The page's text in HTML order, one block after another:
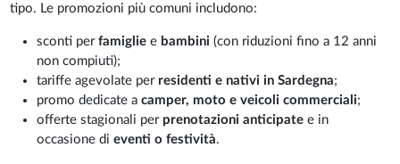
tipo. Le promozioni più comuni includono:
sconti perfamiglie e bambini (con riduzioni fino a 12 anni
non compiuti);
tariffe agevolate per residenti e nativi in Sardegna;
promo dedicate acamper, moto e veicoli commerciali;
offerte stagionali per prenotazioni anticipate e in
occasione dieventi o festività.